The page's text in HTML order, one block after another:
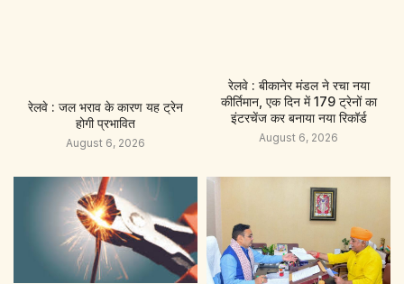
रेलवे : जल भराव के कारण यह ट्रेन
होगी प्रभावित
August 6, 2026
रेलवे : बीकानेर मंडल ने रचा नया
कीर्तिमान, एक दिन में 179 ट्रेनों का
इंटरचेंज कर बनाया नया रिकॉर्ड
August 6, 2026